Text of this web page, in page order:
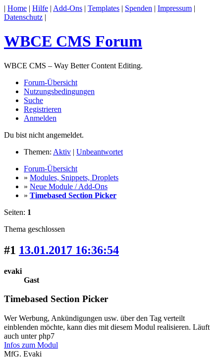
| Home | Hilfe | Add-Ons | Templates | Spenden | Impressum |
Datenschutz |
WBCE CMS Forum
WBCE CMS – Way Better Content Editing.
Forum-Übersicht
Nutzungsbedingungen
Suche
Registrieren
Anmelden
Du bist nicht angemeldet.
Themen: Aktiv | Unbeantwortet
Forum-Übersicht
» Modules, Snippets, Droplets
» Neue Module / Add-Ons
» Timebased Section Picker
Seiten: 1
Thema geschlossen
#1 13.01.2017 16:36:54
evaki
Gast
Timebased Section Picker
Wer Werbung, Ankündigungen usw. über den Tag verteilt
einblenden möchte, kann dies mit diesem Modul realisieren. Läuft
auch unter php7
Infos zum Modul
MfG. Evaki